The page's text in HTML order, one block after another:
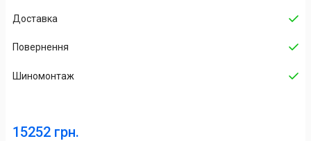
Доставка
Повернення
Шиномонтаж
15252 грн.